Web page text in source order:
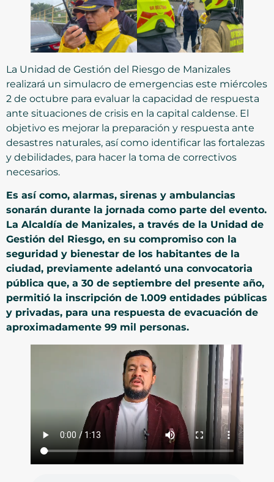
La Unidad de Gestión del Riesgo de Manizales
realizará un simulacro de emergencias este miércoles
2 de octubre para evaluar la capacidad de respuesta
ante situaciones de crisis en la capital caldense. El
objetivo es mejorar la preparación y respuesta ante
desastres naturales, así como identificar las fortalezas
y debilidades, para hacer la toma de correctivos
necesarios.
Es así como, alarmas, sirenas y ambulancias
sonarán durante la jornada como parte del evento.
La Alcaldía de Manizales, a través de la Unidad de
Gestión del Riesgo, en su compromiso con la
seguridad y bienestar de los habitantes de la
ciudad, previamente adelantó una convocatoria
pública que, a 30 de septiembre del presente año,
permitió la inscripción de 1.009 entidades públicas
y privadas, para una respuesta de evacuación de
aproximadamente 99 mil personas.